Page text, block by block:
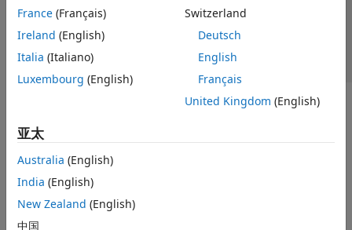
France (Français)
Ireland (English)
Italia (Italiano)
Luxembourg (English)
Switzerland
Deutsch
English
Français
United Kingdom (English)
亚太
Australia (English)
India (English)
New Zealand (English)
中国